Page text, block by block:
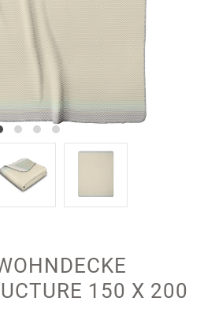
150 X 200